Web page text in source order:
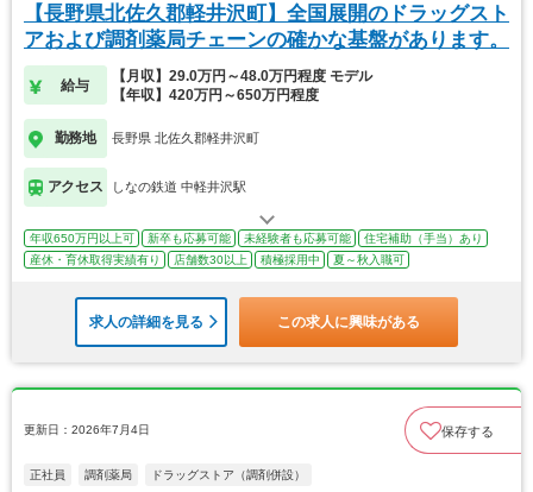
【長野県北佐久郡軽井沢町】全国展開のドラッグスト
アおよび調剤薬局チェーンの確かな基盤があります。
給与
【月収】29.0万円～48.0万円程度 モデル
【年収】420万円～650万円程度
勤務地 長野県 北佐久郡軽井沢町
アクセス しなの鉄道 中軽井沢駅
年収650万円以上可 新卒も応募可能 未経験者も応募可能
住宅補助（手当）あり
産休・育休取得実績有り
店舗数30以上 積極採用中 夏～秋入職可
求人の詳細を見る この求人に興味がある
更新日：2026年7月4日 保存する
正社員 調剤薬局 ドラッグストア（調剤併設）